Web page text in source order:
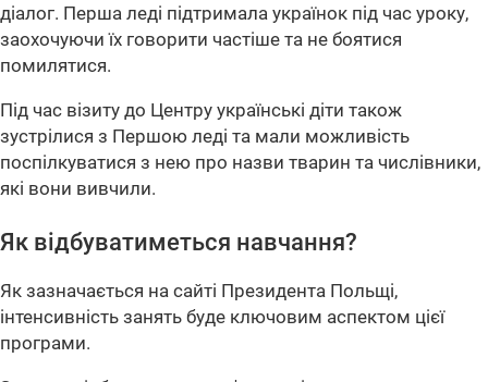
діалог. Перша леді підтримала українок під час уроку,
заохочуючи їх говорити частіше та не боятися
помилятися.
Під час візиту до Центру українські діти також
зустрілися з Першою леді та мали можливість
поспілкуватися з нею про назви тварин та числівники,
які вони вивчили.
Як відбуватиметься навчання?
Як зазначається на сайті Президента Польщі,
інтенсивність занять буде ключовим аспектом цієї
програми.